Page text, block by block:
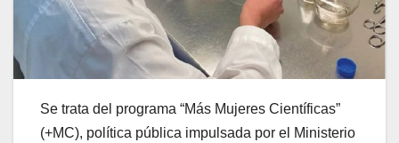
Se trata del programa “Más Mujeres Científicas”
(+MC), política pública impulsada por el Ministerio